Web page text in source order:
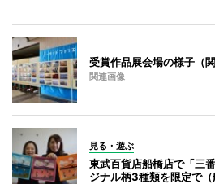
受賞作品展会場の様子（関
関連画像
見る・遊ぶ
東武百貨店船橋店で「三
ジナル柄3種類を限定で（